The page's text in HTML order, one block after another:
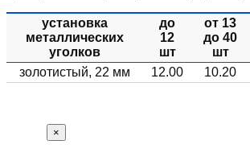
установка
металлических
уголков
до
12
шт
от 13
до 40
шт
золотистый, 22 мм
12.00 10.20
×